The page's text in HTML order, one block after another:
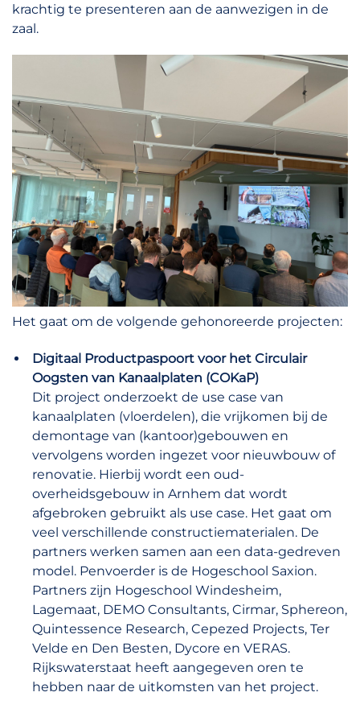
krachtig te presenteren aan de aanwezigen in de
zaal.
Het gaat om de volgende gehonoreerde projecten:
Digitaal Productpaspoort voor het Circulair
Oogsten van Kanaalplaten (COKaP)
Dit project onderzoekt de use case van
kanaalplaten (vloerdelen), die vrijkomen bij de
demontage van (kantoor)gebouwen en
vervolgens worden ingezet voor nieuwbouw of
renovatie. Hierbij wordt een oud-
overheidsgebouw in Arnhem dat wordt
afgebroken gebruikt als use case. Het gaat om
veel verschillende constructiematerialen. De
partners werken samen aan een data-gedreven
model. Penvoerder is de Hogeschool Saxion.
Partners zijn Hogeschool Windesheim,
Lagemaat, DEMO Consultants, Cirmar, Sphereon,
Quintessence Research, Cepezed Projects, Ter
Velde en Den Besten, Dycore en VERAS.
Rijkswaterstaat heeft aangegeven oren te
hebben naar de uitkomsten van het project.